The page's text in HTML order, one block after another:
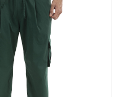
بارانی مردانه
جوراب مردانه